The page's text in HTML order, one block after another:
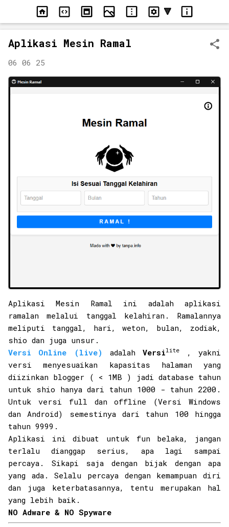
Langsung ke konten utama
Aplikasi Mesin Ramal
06 06 25
Aplikasi Mesin Ramal ini adalah aplikasi
ramalan melalui tanggal kelahiran. Ramalannya
meliputi tanggal, hari, weton, bulan, zodiak,
shio dan juga unsur.
Versi Online (live)
adalahVersilite
, yakni
versi menyesuaikan kapasitas halaman yang
diizinkan blogger ( < 1MB ) jadi database tahun
untuk shio hanya dari tahun 1000 - tahun 2200.
Untuk versi full dan offline (Versi Windows
dan Android) semestinya dari tahun 100 hingga
tahun 9999.
Aplikasi ini dibuat untuk fun belaka, jangan
terlalu dianggap serius, apa lagi sampai
percaya. Sikapi saja dengan bijak dengan apa
yang ada. Selalu percaya dengan kemampuan diri
dan juga keterbatasannya, tentu merupakan hal
yang lebih baik.
NO Adware & NO Spyware